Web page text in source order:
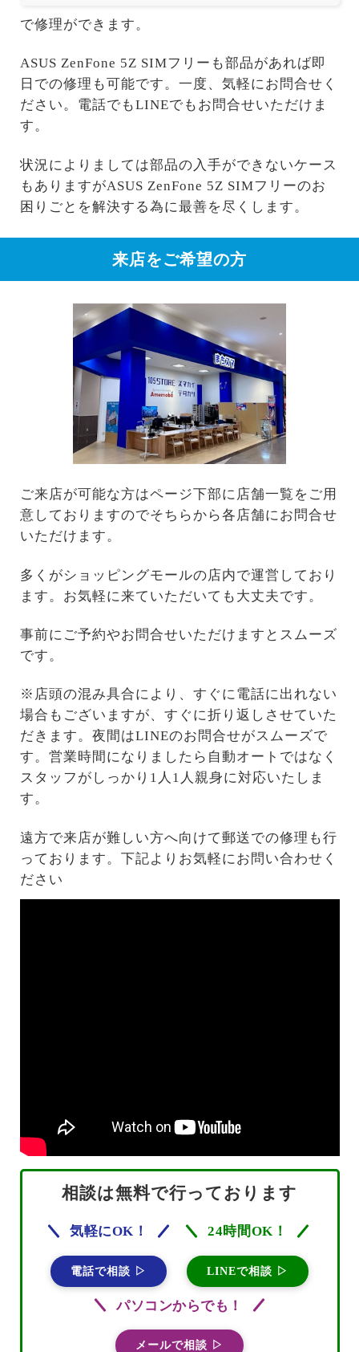
で修理ができます。
ASUS ZenFone 5Z SIMフリーも部品があれば即
日での修理も可能です。一度、気軽にお問合せく
ださい。電話でもLINEでもお問合せいただけま
す。
状況によりましては部品の入手ができないケース
もありますがASUS ZenFone 5Z SIMフリーのお
困りごとを解決する為に最善を尽くします。
来店をご希望の方
ご来店が可能な方はページ下部に店舗一覧をご用
意しておりますのでそちらから各店舗にお問合せ
いただけます。
多くがショッピングモールの店内で運営しており
ます。お気軽に来ていただいても大丈夫です。
事前にご予約やお問合せいただけますとスムーズ
です。
※店頭の混み具合により、すぐに電話に出れない
場合もございますが、すぐに折り返しさせていた
だきます。夜間はLINEのお問合せがスムーズで
す。営業時間になりましたら自動オートではなく
スタッフがしっかり1人1人親身に対応いたしま
す。
遠方で来店が難しい方へ向けて郵送での修理も行
っております。下記よりお気軽にお問い合わせく
ださい
相談は無料で行っております
気軽にOK！
電話で相談 ▷
24時間OK！
LINEで相談 ▷
パソコンからでも！
メールで相談 ▷